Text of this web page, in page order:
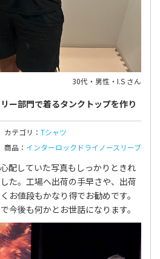
30代・男性・I.S さん
ー部門で着るタンクトップを作り
カテゴリ： Tシャツ
商品： インターロックドライノースリーブ
配していた写真もしっかりときれ
た。工場へ出荷の手早さや、出荷
お値段もかなり得でお勧めです。
今後も何かとお世話になります。